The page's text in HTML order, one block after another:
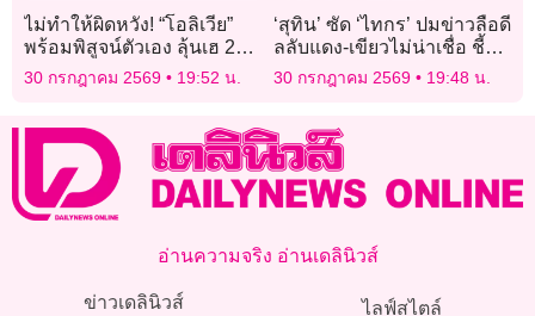
ไม่ทำให้ผิดหวัง! “โอลิเวีย”
พร้อมพิสูจน์ตัวเอง ลุ้นเฮ 2
ไฟต์รวด ศึก ONE ลุมพินี 164
30 กรกฎาคม 2569 19:52 น.
‘สุทิน’ ซัด ‘ไทกร’ ปมข่าวลือดี
ลลับแดง-เขียวไม่น่าเชื่อ ชี้
หาก ‘ทักษิณ’ คุยการเมืองไม่
ต้องนัดถึงโมนาโก
30 กรกฎาคม 2569 19:48 น.
อ่านความจริง อ่านเดลินิวส์
ข่าวเดลินิวส์
ไลฟ์สไตล์